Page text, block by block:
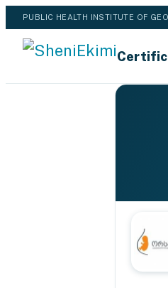
PUBLIC HEALTH INSTITUTE OF